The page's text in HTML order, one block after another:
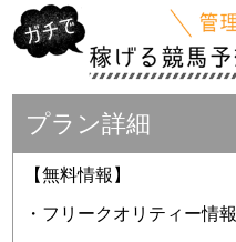
プラン詳細
【無料情報】
・フリークオリティー情報